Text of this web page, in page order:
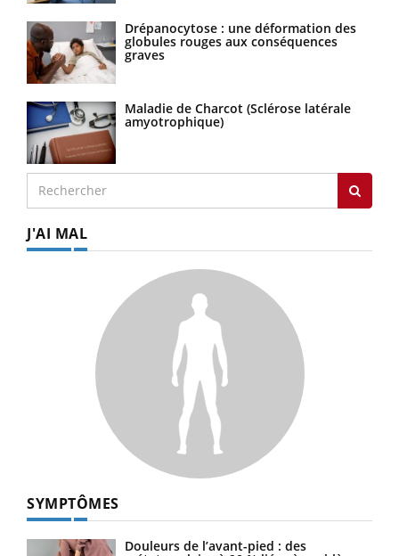
Drépanocytose : une déformation des
globules rouges aux conséquences
graves
Maladie de Charcot (Sclérose latérale
amyotrophique)
J'AI MAL
SYMPTÔMES
Douleurs de l’avant-pied : des